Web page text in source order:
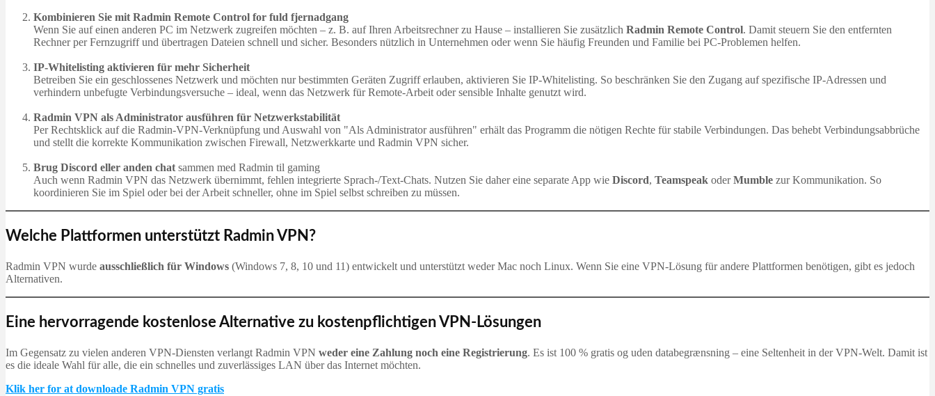
Kombinieren Sie mit Radmin Remote Control for fuld fjernadgang
Wenn Sie auf einen anderen PC im Netzwerk zugreifen möchten – z. B. auf Ihren Arbeitsrechner zu Hause – installieren Sie zusätzlich Radmin Remote Control. Damit steuern Sie den entfernten
Rechner per Fernzugriff und übertragen Dateien schnell und sicher. Besonders nützlich in Unternehmen oder wenn Sie häufig Freunden und Familie bei PC‑Problemen helfen.
IP-Whitelisting aktivieren für mehr Sicherheit
Betreiben Sie ein geschlossenes Netzwerk und möchten nur bestimmten Geräten Zugriff erlauben, aktivieren Sie IP‑Whitelisting. So beschränken Sie den Zugang auf spezifische IP‑Adressen und
verhindern unbefugte Verbindungsversuche – ideal, wenn das Netzwerk für Remote‑Arbeit oder sensible Inhalte genutzt wird.
Radmin VPN als Administrator ausführen für Netzwerkstabilität
Per Rechtsklick auf die Radmin‑VPN‑Verknüpfung und Auswahl von "Als Administrator ausführen" erhält das Programm die nötigen Rechte für stabile Verbindungen. Das behebt Verbindungsabbrüche
und stellt die korrekte Kommunikation zwischen Firewall, Netzwerkkarte und Radmin VPN sicher.
Brug Discord eller anden chat sammen med Radmin til gaming
Auch wenn Radmin VPN das Netzwerk übernimmt, fehlen integrierte Sprach‑/Text‑Chats. Nutzen Sie daher eine separate App wie Discord, Teamspeak oderMumble zur Kommunikation. So
koordinieren Sie im Spiel oder bei der Arbeit schneller, ohne im Spiel selbst schreiben zu müssen.
Welche Plattformen unterstützt Radmin VPN?
Radmin VPN wurde ausschließlich für Windows (Windows 7, 8, 10 und 11) entwickelt und unterstützt weder Mac noch Linux. Wenn Sie eine VPN‑Lösung für andere Plattformen benötigen, gibt es jedoch
Alternativen.
Eine hervorragende kostenlose Alternative zu kostenpflichtigen VPN-Lösungen
Im Gegensatz zu vielen anderen VPN‑Diensten verlangt Radmin VPN weder eine Zahlung noch eine Registrierung. Es ist 100 % gratis og uden databegrænsning – eine Seltenheit in der VPN‑Welt. Damit ist
es die ideale Wahl für alle, die ein schnelles und zuverlässiges LAN über das Internet möchten.
Klik her for at downloade Radmin VPN gratis